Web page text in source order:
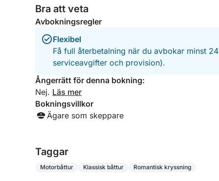
Mariolu, kan ibland vara otillgängliga.
Strandbiljetten, cirka 2–3 euro, ingår inte i priset,
och kommer att överenskommas med
vi att publicera vår bokning på strandportalen,
Bra att veta
Avbokningsregler
Flexibel
Få full återbetalning när du avbokar minst
serviceavgifter och provision).
Ångerrätt för denna bokning:
Nej. Läs mer
Bokningsvillkor
Ägare som skeppare
Taggar
Motorbåttur Klassisk båttur Romantisk kryssning